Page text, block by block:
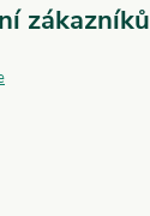
zákazníků